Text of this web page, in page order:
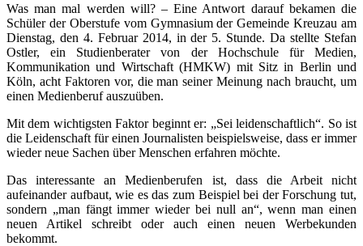
Was man mal werden will? – Eine Antwort darauf bekamen die
Schüler der Oberstufe vom Gymnasium der Gemeinde Kreuzau am
Dienstag, den 4. Februar 2014, in der 5. Stunde. Da stellte Stefan
Ostler, ein Studienberater von der Hochschule für Medien,
Kommunikation und Wirtschaft (HMKW) mit Sitz in Berlin und
Köln, acht Faktoren vor, die man seiner Meinung nach braucht, um
einen Medienberuf auszuüben.
Mit dem wichtigsten Faktor beginnt er: „Sei leidenschaftlich“. So ist
die Leidenschaft für einen Journalisten beispielsweise, dass er immer
wieder neue Sachen über Menschen erfahren möchte.
Das interessante an Medienberufen ist, dass die Arbeit nicht
aufeinander aufbaut, wie es das zum Beispiel bei der Forschung tut,
sondern „man fängt immer wieder bei null an“, wenn man einen
neuen Artikel schreibt oder auch einen neuen Werbekunden
bekommt.